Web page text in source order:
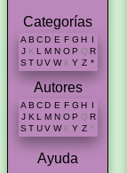
Categorías
A B C D E F G H I
J K L M N O P Q R
S T U V W X Y Z *
Autores
A B C D E F G H
J K L M N O P Q R
S T U V W X Y Z *
Ayuda